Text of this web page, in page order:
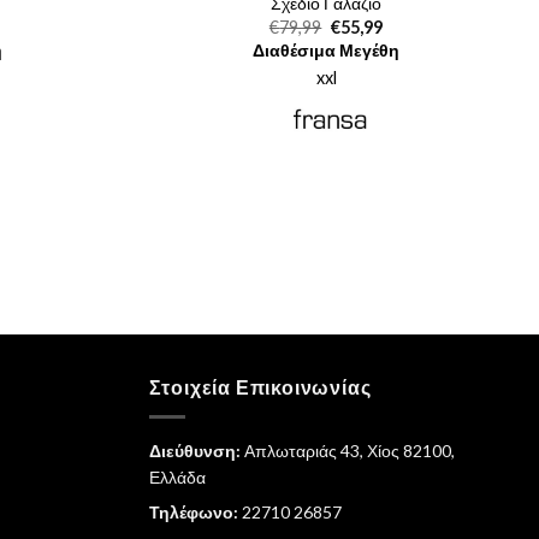
€79,99 Original
price
was:
€79,99.
€55,99Η
τρέχουσα
τιμή
Διαθέσιμα Μεγέθη
xxl
Στοιχεία Επικοινωνίας
Διεύθυνση: Απλωταριάς 43, Χίος 82100,
Ελλάδα
Τηλέφωνο: 22710 26857